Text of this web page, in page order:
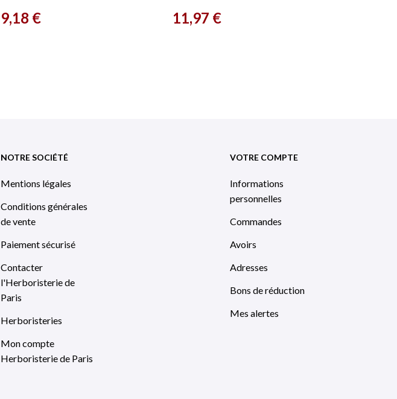
Prix
9,18 € Prix
11,97 €
NOTRE SOCIÉTÉ
Mentions légales
Conditions générales
de vente
Paiement sécurisé
Contacter
l'Herboristerie de
Paris
Herboristeries
Mon compte
Herboristerie de Paris
VOTRE COMPTE
Informations
personnelles
Commandes
Avoirs
Adresses
Bons de réduction
Mes alertes